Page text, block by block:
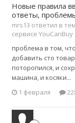
Новые правила
ответы,
mrs13 ответил в
сервисе YouCanBuy
проблема в том,
добавить сто
поторопился, и
машина, и косяки...
1 февраля